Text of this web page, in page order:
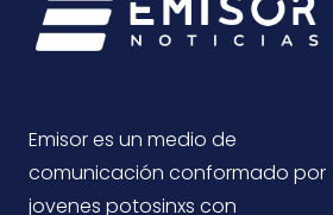
Emisor es un medio de
comunicación conformado por
jovenes potosinxs con